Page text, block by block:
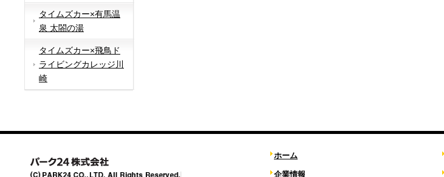
タイムズカー×有馬温
泉 太閤の湯
タイムズカー×飛鳥ド
ライビングカレッジ川
崎
ホーム
企業情報